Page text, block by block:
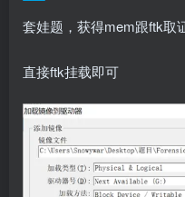
套娃题，获得mem跟ftk取
直接ftk挂载即可